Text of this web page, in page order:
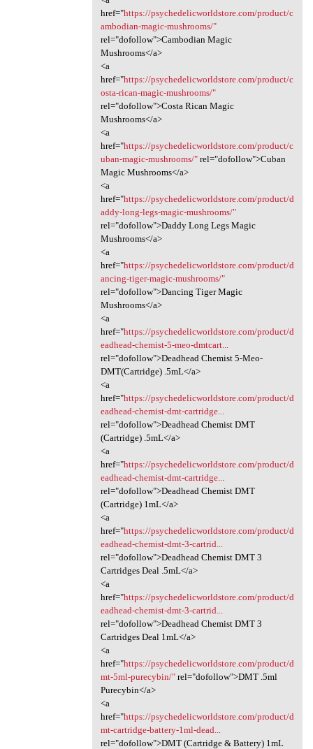
href="https://psychedelicworldstore.com/product/c
ambodian-magic-mushrooms/"
rel="dofollow">Cambodian Magic
Mushrooms</a>
<a
href="https://psychedelicworldstore.com/product/c
osta-rican-magic-mushrooms/"
rel="dofollow">Costa Rican Magic
Mushrooms</a>
<a
href="https://psychedelicworldstore.com/product/c
uban-magic-mushrooms/"rel="dofollow">Cuban
Magic Mushrooms</a>
<a
href="https://psychedelicworldstore.com/product/d
addy-long-legs-magic-mushrooms/"
rel="dofollow">Daddy Long Legs Magic
Mushrooms</a>
<a
href="https://psychedelicworldstore.com/product/d
ancing-tiger-magic-mushrooms/"
rel="dofollow">Dancing Tiger Magic
Mushrooms</a>
<a
href="https://psychedelicworldstore.com/product/d
eadhead-chemist-5-meo-dmtcart...
rel="dofollow">Deadhead Chemist 5-Meo-
DMT(Cartridge) .5mL</a>
<a
href="https://psychedelicworldstore.com/product/d
eadhead-chemist-dmt-cartridge...
rel="dofollow">Deadhead Chemist DMT
(Cartridge) .5mL</a>
<a
href="https://psychedelicworldstore.com/product/d
eadhead-chemist-dmt-cartridge...
rel="dofollow">Deadhead Chemist DMT
(Cartridge) 1mL</a>
<a
href="https://psychedelicworldstore.com/product/d
eadhead-chemist-dmt-3-cartrid...
rel="dofollow">Deadhead Chemist DMT 3
Cartridges Deal .5mL</a>
<a
href="https://psychedelicworldstore.com/product/d
eadhead-chemist-dmt-3-cartrid...
rel="dofollow">Deadhead Chemist DMT 3
Cartridges Deal 1mL</a>
<a
href="https://psychedelicworldstore.com/product/d
mt-5ml-purecybin/"rel="dofollow">DMT .5ml
Purecybin</a>
<a
href="https://psychedelicworldstore.com/product/d
mt-cartridge-battery-1ml-dead...
rel="dofollow">DMT (Cartridge & Battery) 1mL